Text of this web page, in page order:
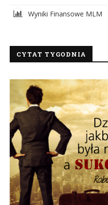
Wyniki Finansowe MLM
CYTAT TYGODNIA